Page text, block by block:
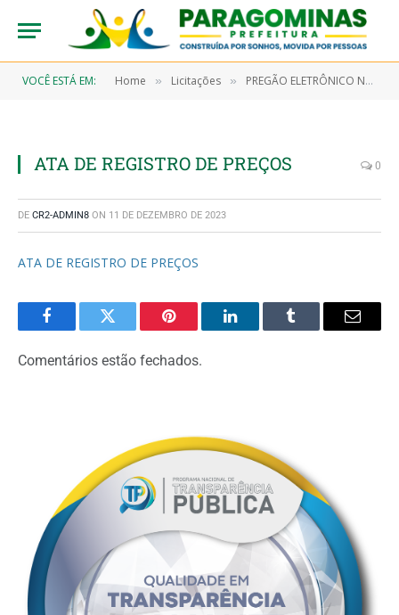
VOCÊ ESTÁ EM: Home » Licitações » PREGÃO ELETRÔNICO N° 9/2022-00100-SRP (AQUISIÇÃO DE MATERIAIS DE CONSUMO (UNIFORMES TECIDOS E AVIAMENTOS, MATERIAL DE LIMPEZA E PRODUTOS DE HIGIENIZAÇÃO E MATERIAL DE CAMA, MESA E BANHO) PARA SEREM UTILIZADOS NA CONCESSÃO DO BENEFÍCIO EVENTUAL AUXILIO NATALIDADE, NO FORMATO DE KIT ENXOVAL)
ATA DE REGISTRO DE PREÇOS 0
DE CR2-ADMIN8 ON 11 DE DEZEMBRO DE 2023
ATA DE REGISTRO DE PREÇOS
FacebookTwitter Pinterest LinkedInTumblr Email
Comentários estão fechados.